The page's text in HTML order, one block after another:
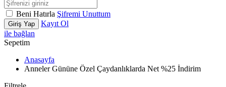
Beni Hatırla Şifremi Unuttum
Giriş Yap
Kayıt Ol
ile bağlan
Sepetim
Anasayfa
Anneler Gününe Özel Çaydanlıklarda Net %25 İndirim